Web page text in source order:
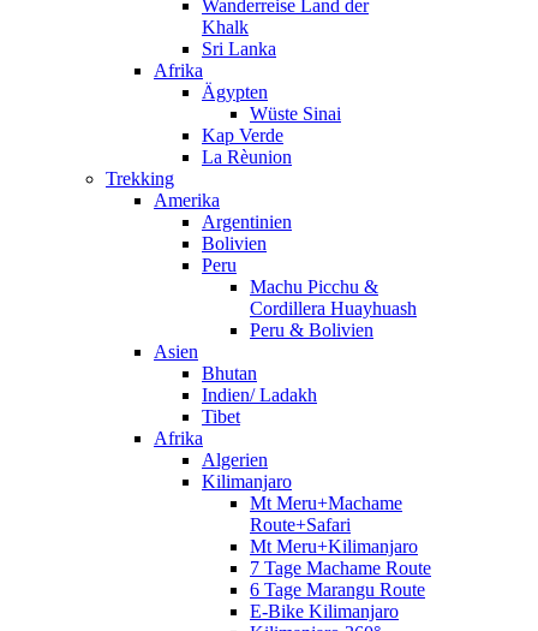
Wanderreise Land der
Khalk
Sri Lanka
Afrika
Ägypten
Wüste Sinai
Kap Verde
La Rèunion
Trekking
Amerika
Argentinien
Bolivien
Peru
Machu Picchu &
Cordillera Huayhuash
Peru & Bolivien
Asien
Bhutan
Indien/ Ladakh
Tibet
Afrika
Algerien
Kilimanjaro
Mt Meru+Machame
Route+Safari
Mt Meru+Kilimanjaro
7 Tage Machame Route
6 Tage Marangu Route
E-Bike Kilimanjaro